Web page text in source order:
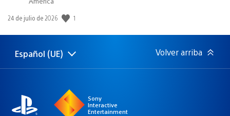
Fecha
publicación:
24 de julio de 2026 1
Selecciona
una
Región
actual:
Español (UE) Volver arriba
Sony
Interactive
Entertainment